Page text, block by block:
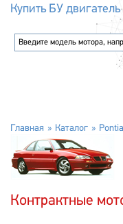
Купить БУ
Главная Каталог
Контрактные